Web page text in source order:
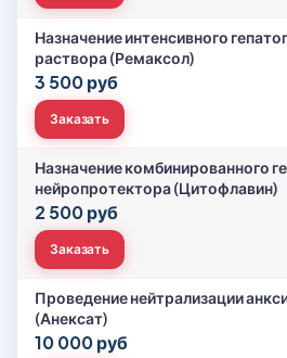
Назначение интенсивного
раствора (Ремаксол)
3 500 руб
Заказать
Назначение комбинированного
нейропротектора (Цитофлавин)
2 500 руб
Заказать
Проведение нейтрализации
(Анексат)
10 000 руб